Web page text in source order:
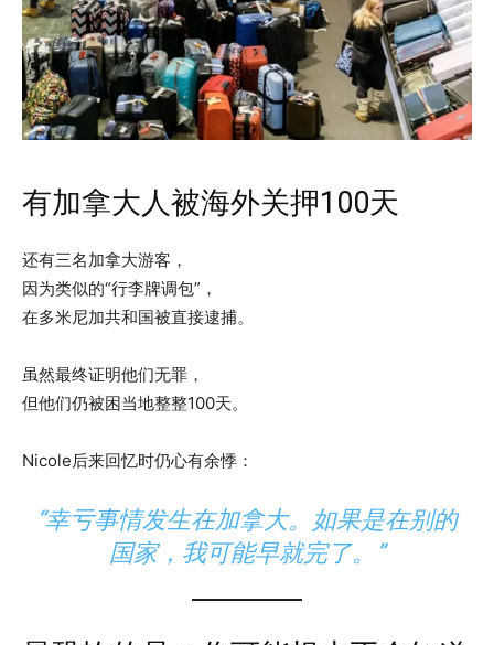
有加拿大人被海外关押100天
还有三名加拿大游客，
因为类似的“行李牌调包”，
在多米尼加共和国被直接逮捕。
虽然最终证明他们无罪，
但他们仍被困当地整整100天。
Nicole后来回忆时仍心有余悸：
“幸亏事情发生在加拿大。如果是在别的
国家，我可能早就完了。”